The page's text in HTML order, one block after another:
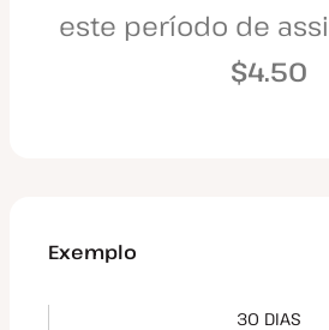
este período de
$4.50
Exemplo
30 DIAS